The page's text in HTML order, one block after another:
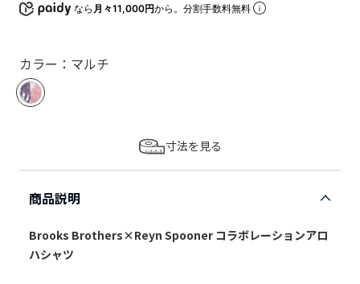
なら 月々11,000円から。分割手数料無料
カラー：マルチ
寸法を見る
商品説明
Brooks Brothers×Reyn Spooner コラボレーションアロ
ハシャツ